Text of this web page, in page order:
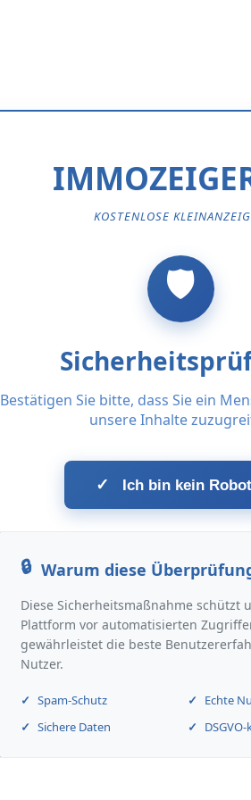
KOSTENLOSE
Bestätigen Sie bitte, dass Sie ein
unsere Inhalte
✓ Ich bin kein
Warum diese
Diese Sicherheitsmaßnahme schützt
Plattform vor automatisierten
gewährleistet die beste
Nutzer.
Spam-Schutz
Echte
Sichere Daten